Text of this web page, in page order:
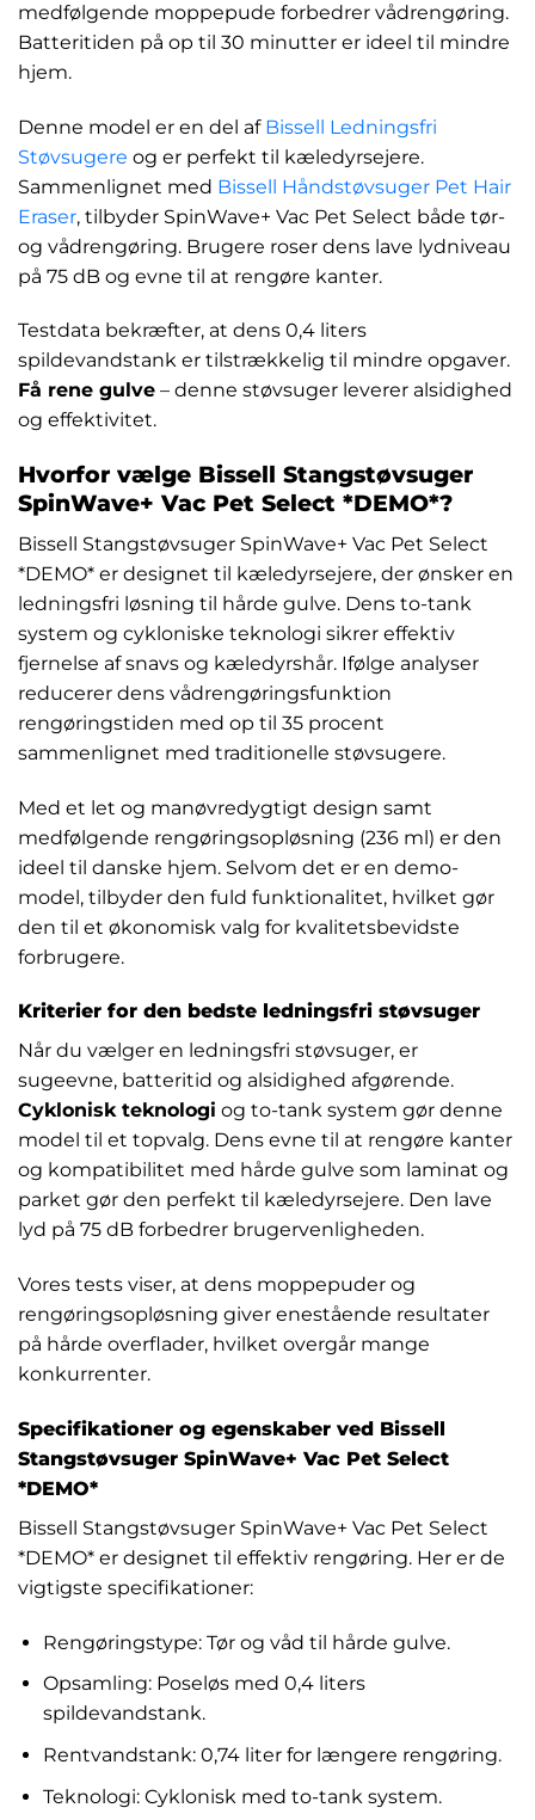
medfølgende moppepude forbedrer vådrengøring.
Batteritiden på op til 30 minutter er ideel til mindre
hjem.
Denne model er en del af Bissell Ledningsfri
Støvsugere og er perfekt til kæledyrsejere.
Sammenlignet med Bissell Håndstøvsuger Pet Hair
Eraser, tilbyder SpinWave+ Vac Pet Select både tør-
og vådrengøring. Brugere roser dens lave lydniveau
på 75 dB og evne til at rengøre kanter.
Testdata bekræfter, at dens 0,4 liters
spildevandstank er tilstrækkelig til mindre opgaver.
Få rene gulve – denne støvsuger leverer alsidighed
og effektivitet.
Hvorfor vælge Bissell Stangstøvsuger
SpinWave+ Vac Pet Select *DEMO*?
Bissell Stangstøvsuger SpinWave+ Vac Pet Select
*DEMO* er designet til kæledyrsejere, der ønsker en
ledningsfri løsning til hårde gulve. Dens to-tank
system og cykloniske teknologi sikrer effektiv
fjernelse af snavs og kæledyrshår. Ifølge analyser
reducerer dens vådrengøringsfunktion
rengøringstiden med op til 35 procent
sammenlignet med traditionelle støvsugere.
Med et let og manøvredygtigt design samt
medfølgende rengøringsopløsning (236 ml) er den
ideel til danske hjem. Selvom det er en demo-
model, tilbyder den fuld funktionalitet, hvilket gør
den til et økonomisk valg for kvalitetsbevidste
forbrugere.
Kriterier for den bedste ledningsfri støvsuger
Når du vælger en ledningsfri støvsuger, er
sugeevne, batteritid og alsidighed afgørende.
Cyklonisk teknologi og to-tank system gør denne
model til et topvalg. Dens evne til at rengøre kanter
og kompatibilitet med hårde gulve som laminat og
parket gør den perfekt til kæledyrsejere. Den lave
lyd på 75 dB forbedrer brugervenligheden.
Vores tests viser, at dens moppepuder og
rengøringsopløsning giver enestående resultater
på hårde overflader, hvilket overgår mange
konkurrenter.
Specifikationer og egenskaber ved Bissell
Stangstøvsuger SpinWave+ Vac Pet Select
*DEMO*
Bissell Stangstøvsuger SpinWave+ Vac Pet Select
*DEMO* er designet til effektiv rengøring. Her er de
vigtigste specifikationer:
Rengøringstype: Tør og våd til hårde gulve.
Opsamling: Poseløs med 0,4 liters
spildevandstank.
Rentvandstank: 0,74 liter for længere rengøring.
Teknologi: Cyklonisk med to-tank system.